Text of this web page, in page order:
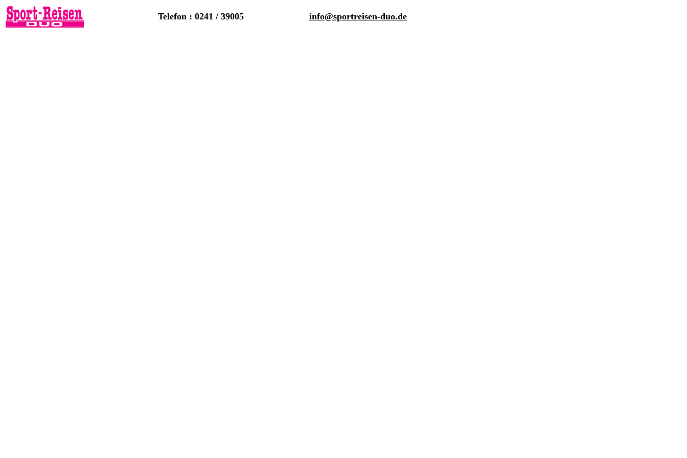
Telefon : 0241 / 39005 info@sportreisen-duo.de